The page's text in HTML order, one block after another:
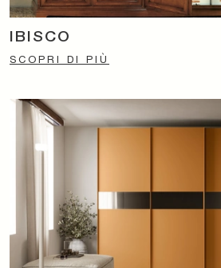
IBISCO
SCOPRI DI PIÙ